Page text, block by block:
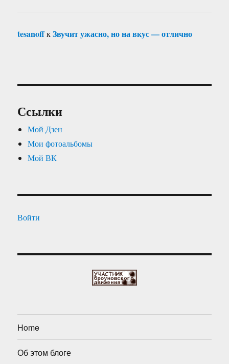
tesanoffкЗвучит ужасно, но на вкус — отлично
Ссылки
Мой Дзен
Мои фотоальбомы
Мой ВК
Войти
Home
Об этом блоге